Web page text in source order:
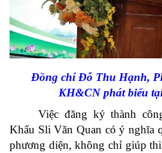
Đồng chí Đỗ Thu Hạnh,
KH&CN phát biểu
Việc đăng ký thành
Khẩu Sli Văn Quan có ý nghĩa
phương diện, không chỉ giúp